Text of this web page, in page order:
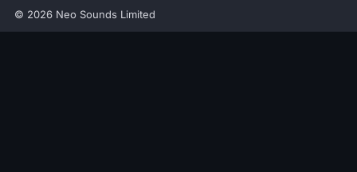
© 2026 Neo Sounds Limited